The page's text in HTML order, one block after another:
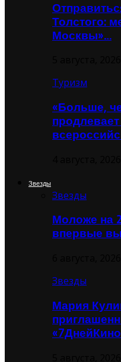
Толстого:
Москвы»…
Туризм
«Больше,
Звезды
Звезды
Моложе на
впервые
Звезды
Мария